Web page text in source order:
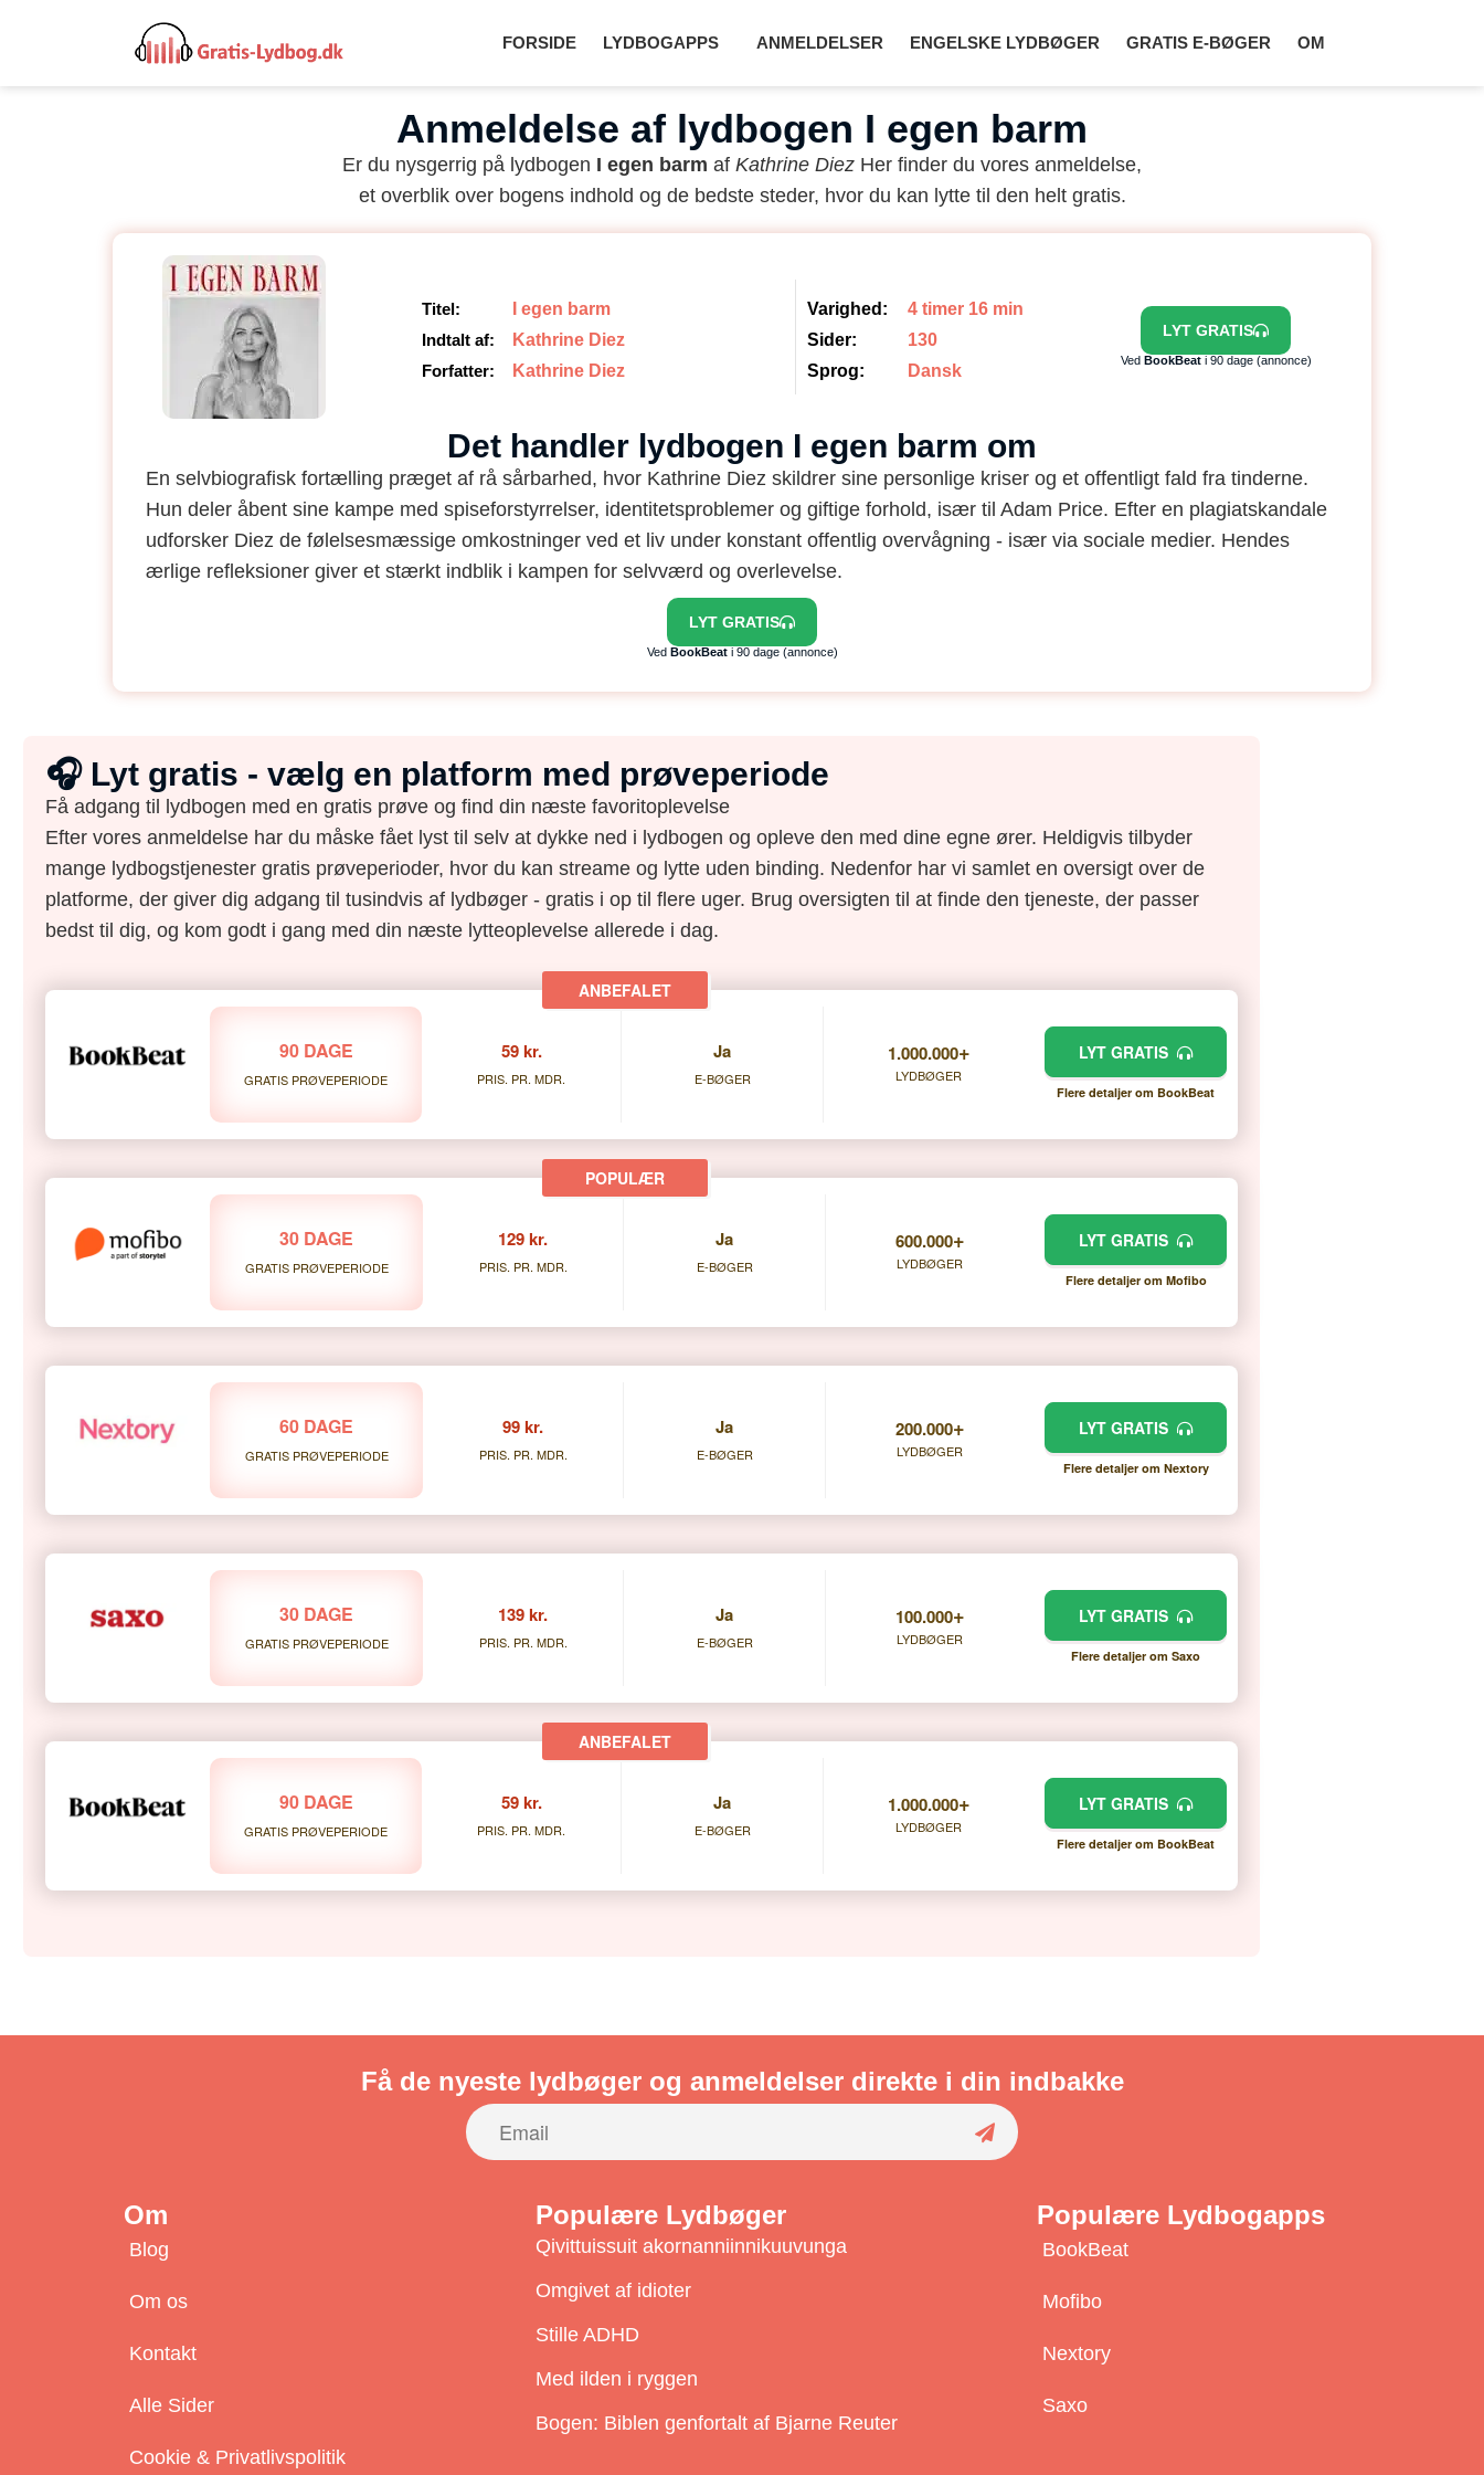
FORSIDE LYDBOGAPPS ANMELDELSER ENGELSKE LYDBØGER GRATIS E-BØGER OM
Anmeldelse af lydbogen I egen barm
Er du nysgerrig på lydbogen I egen barm af Kathrine Diez Her finder du vores anmeldelse,
et overblik over bogens indhold og de bedste steder, hvor du kan lytte til den helt gratis.
Titel:
I egen barm
Indtalt af:
Kathrine Diez
Forfatter:
Kathrine Diez
Varighed:
4 timer 16 min
Sider:
130
Sprog:
Dansk
LYT GRATIS
Ved BookBeati 90 dage (annonce)
Det handler lydbogen I egen barm om
En selvbiografisk fortælling præget af rå sårbarhed, hvor Kathrine Diez skildrer sine personlige kriser og et offentligt fald fra tinderne.
Hun deler åbent sine kampe med spiseforstyrrelser, identitetsproblemer og giftige forhold, især til Adam Price. Efter en plagiatskandale
udforsker Diez de følelsesmæssige omkostninger ved et liv under konstant offentlig overvågning - især via sociale medier. Hendes
ærlige refleksioner giver et stærkt indblik i kampen for selvværd og overlevelse.
LYT GRATIS
Ved BookBeati 90 dage (annonce)
🎧 Lyt gratis - vælg en platform med prøveperiode
Få adgang til lydbogen med en gratis prøve og find din næste favoritoplevelse
Efter vores anmeldelse har du måske fået lyst til selv at dykke ned i lydbogen og opleve den med dine egne ører. Heldigvis tilbyder
mange lydbogstjenester gratis prøveperioder, hvor du kan streame og lytte uden binding. Nedenfor har vi samlet en oversigt over de
platforme, der giver dig adgang til tusindvis af lydbøger - gratis i op til flere uger. Brug oversigten til at finde den tjeneste, der passer
bedst til dig, og kom godt i gang med din næste lytteoplevelse allerede i dag.
90 DAGE
GRATIS PRØVEPERIODE
59 kr.
PRIS. PR. MDR.
Ja
E-BØGER
1.000.000+
LYDBØGER
LYT GRATIS
Flere detaljer om BookBeat
30 DAGE
GRATIS PRØVEPERIODE
129 kr.
PRIS. PR. MDR.
Ja
E-BØGER
600.000+
LYDBØGER
LYT GRATIS
Flere detaljer om Mofibo
60 DAGE
GRATIS PRØVEPERIODE
99 kr.
PRIS. PR. MDR.
Ja
E-BØGER
200.000+
LYDBØGER
LYT GRATIS
Flere detaljer om Nextory
30 DAGE
GRATIS PRØVEPERIODE
139 kr.
PRIS. PR. MDR.
Ja
E-BØGER
100.000+
LYDBØGER
LYT GRATIS
Flere detaljer om Saxo
90 DAGE
GRATIS PRØVEPERIODE
59 kr.
PRIS. PR. MDR.
Ja
E-BØGER
1.000.000+
LYDBØGER
LYT GRATIS
Flere detaljer om BookBeat
Få de nyeste lydbøger og anmeldelser direkte i din indbakke
S
Om
Blog
Om os
Kontakt
Alle Sider
Cookie & Privatlivspolitik
Populære Lydbøger
Qivittuissuit akornanniinnikuuvunga
Omgivet af idioter
Stille ADHD
Med ilden i ryggen
Bogen: Biblen genfortalt af Bjarne Reuter
Populære Lydbogapps
BookBeat
Mofibo
Nextory
Saxo